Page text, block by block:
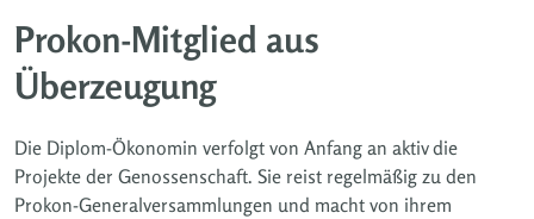
Prokon-Mitglied aus
Überzeugung
Die Diplom-Ökonomin verfolgt von Anfang an aktiv die
Projekte der Genossenschaft. Sie reist regelmäßig zu den
Prokon-Generalversammlungen und macht von ihrem